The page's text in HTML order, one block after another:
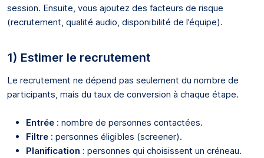
session. Ensuite, vous ajoutez des facteurs de risque
(recrutement, qualité audio, disponibilité de l’équipe).
1) Estimer le recrutement
Le recrutement ne dépend pas seulement du nombre de
participants, mais du taux de conversion à chaque étape.
Entrée : nombre de personnes contactées.
Filtre : personnes éligibles (screener).
Planification : personnes qui choisissent un créneau.